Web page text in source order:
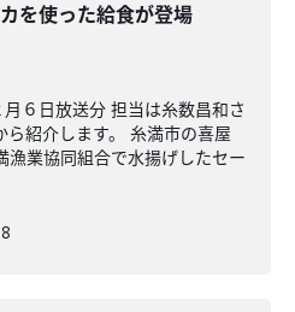
を使った給食が登場
６日放送分 担当は糸数昌和さ
ら紹介します。 糸満市の喜屋
漁業協同組合で水揚げしたセー